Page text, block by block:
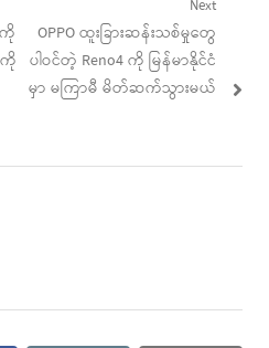
ကို
ကို
Next
Next
post:
OPPO ထူးခြားဆန်းသစ်မှုတွေ
ပါဝင်တဲ့ Reno4 ကို မြန်မာနိုင်ငံ
မှာ မကြာမီ မိတ်ဆက်သွားမယ်